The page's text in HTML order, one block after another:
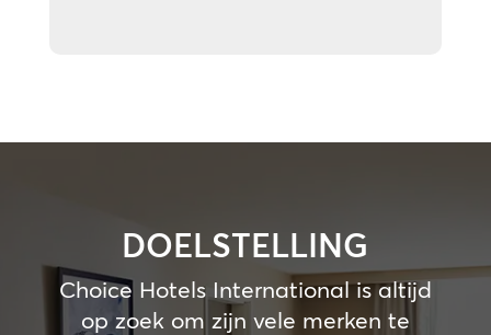
DOELSTELLING
Choice Hotels International is altijd
op zoek om zijn vele merken te